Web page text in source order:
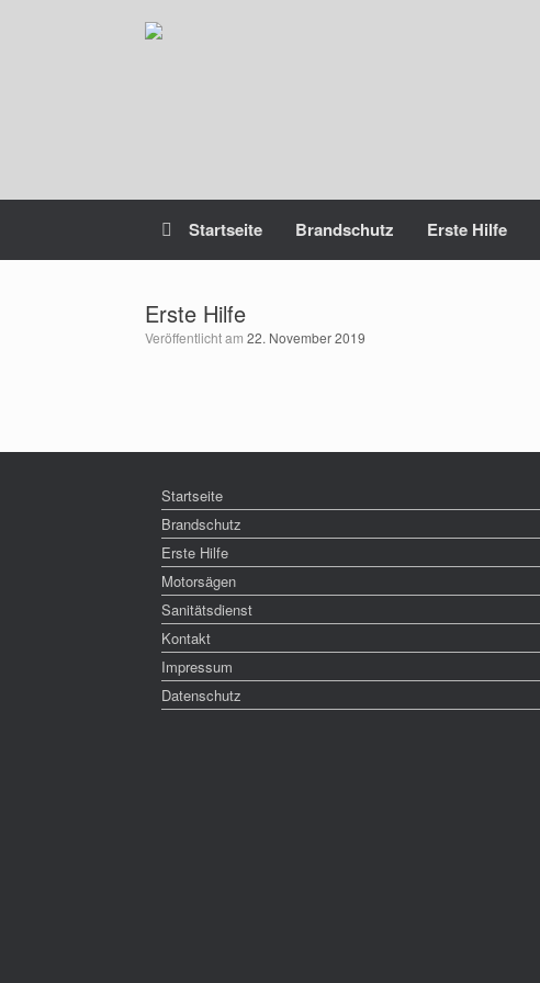
Startseite Brandschutz Erste Hilfe
Erste Hilfe
Veröffentlicht am 22. November 2019
Startseite
Brandschutz
Erste Hilfe
Motorsägen
Sanitätsdienst
Kontakt
Impressum
Datenschutz